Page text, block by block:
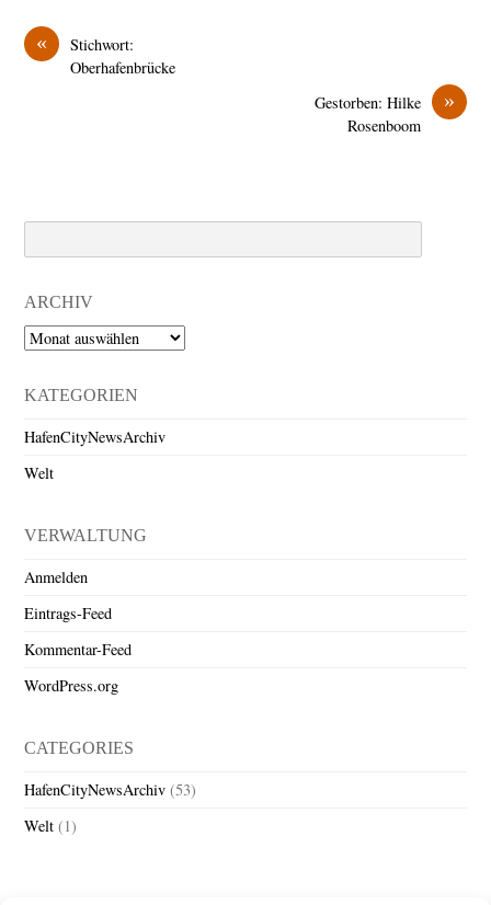
«
Stichwort:
Oberhafenbrücke
»
Gestorben: Hilke
Rosenboom
ARCHIV
Archiv
KATEGORIEN
HafenCityNewsArchiv
Welt
VERWALTUNG
Anmelden
Eintrags-Feed
Kommentar-Feed
WordPress.org
CATEGORIES
HafenCityNewsArchiv (53)
Welt (1)